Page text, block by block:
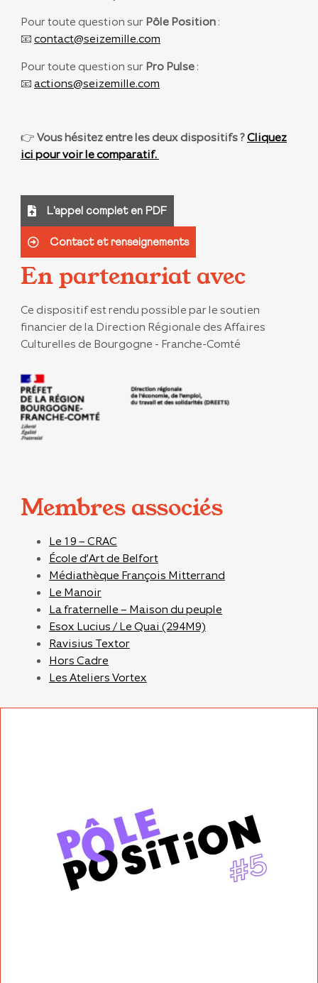
Pour toute question sur Pôle Position:
📧contact@seizemille.com
Pour toute question sur Pro Pulse:
📧actions@seizemille.com
👉Vous hésitez entre les deux dispositifs ?Cliquez
ici pour voir le comparatif.
L'appel complet en PDF
Contact et renseignements
En partenariat avec
Ce dispositifest rendu possible par le soutien
financier de la Direction Régionale des Affaires
Culturelles de Bourgogne - Franche-Comté
Membres associés
Le 19 – CRAC
École d’Art de Belfort
Médiathèque François Mitterrand
Le Manoir
La fraternelle – Maison du peuple
Esox Lucius / Le Quai (294M9)
Ravisius Textor
Hors Cadre
Les Ateliers Vortex